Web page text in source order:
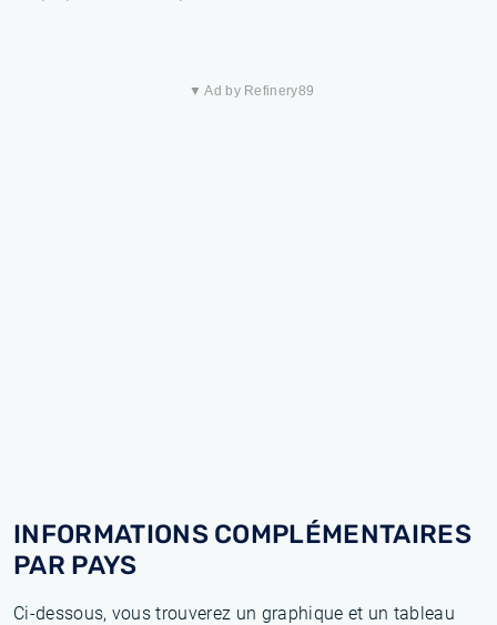
▼ Ad by Refinery89
INFORMATIONS COMPLÉMENTAIRES
PAR PAYS
Ci-dessous, vous trouverez un graphique et un tableau